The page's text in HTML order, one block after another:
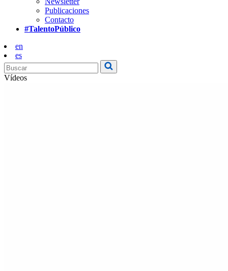
Publicaciones
Contacto
#TalentoPúblico
en
es
Vídeos